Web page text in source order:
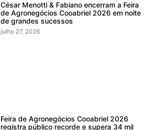
César Menotti & Fabiano encerram a Feira
de Agronegócios Cooabriel 2026 em noite
de grandes sucessos
julho 27, 2026
Feira de Agronegócios Cooabriel 2026
registra público recorde e supera 34 mil